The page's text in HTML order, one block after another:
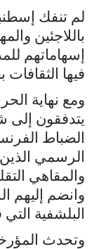
لم تنفك
باللاجئين
إسهاماتهم
فيها
ومع نهاية
يتدفقون إلى
الضباط
الرسمي
والمقاهي
وانضم إليهم
البلشفية التي
وتحدث